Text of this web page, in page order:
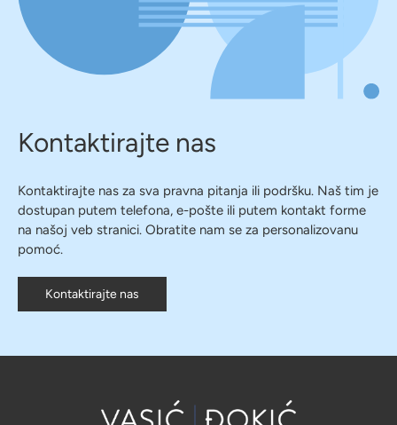
Kontaktirajte nas
Kontaktirajte nas za sva pravna pitanja ili podršku. Naš tim je
dostupan putem telefona, e-pošte ili putem kontakt forme
na našoj veb stranici. Obratite nam se za personalizovanu
pomoć.
Kontaktirajte nas